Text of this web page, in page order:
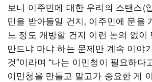
보니 이주민에 대한 우리의 스탠스(
민을 받아들일 건지, 이주민에 문을
느 정도 개방할 건지 이런 논의 없이
만드냐 마냐 하는 문제만 계속 이야
것”이라며 “나는 이민청이 필요하다
이민청을 만들고 말고가 중요한 게